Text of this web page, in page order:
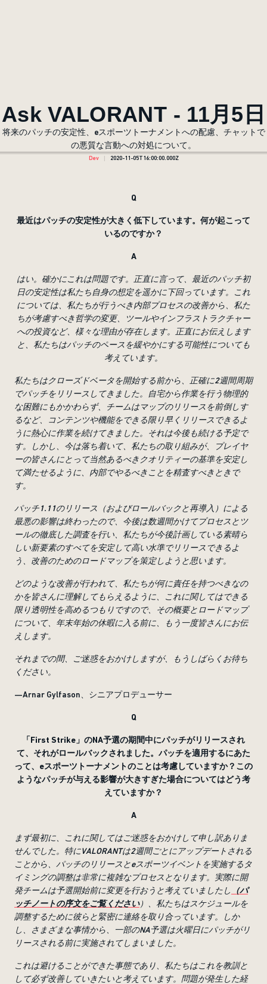
Ask VALORANT - 11月5日
将来のパッチの安定性、eスポーツトーナメントへの配慮、チャットで
の悪質な言動への対処について。
Dev 2020-11-05T16:00:00.000Z
Q
最近はパッチの安定性が大きく低下しています。何が起こって
いるのですか？
A
はい。確かにこれは問題です。正直に言って、最近のパッチ初
日の安定性は私たち自身の想定を遥かに下回っています。これ
については、私たちが行うべき内部プロセスの改善から、私た
ちが考慮すべき哲学の変更、ツールやインフラストラクチャー
への投資など、様々な理由が存在します。正直にお伝えします
と、私たちはパッチのペースを緩やかにする可能性についても
考えています。
私たちはクローズドベータを開始する前から、正確に2週間周期
でパッチをリリースしてきました。自宅から作業を行う物理的
な困難にもかかわらず、チームはマップのリリースを前倒しす
るなど、コンテンツや機能をできる限り早くリリースできるよ
うに熱心に作業を続けてきました。それは今後も続ける予定で
す。しかし、今は落ち着いて、私たちの取り組みが、プレイヤ
ーの皆さんにとって当然あるべきクオリティーの基準を安定し
て満たせるように、内部でやるべきことを精査すべきときで
す。
パッチ1.11のリリース（およびロールバックと再導入）による
最悪の影響は終わったので、今後は数週間かけてプロセスとツ
ールの徹底した調査を行い、私たちが今後計画している素晴ら
しい新要素のすべてを安定して高い水準でリリースできるよ
う、改善のためのロードマップを策定しようと思います。
どのような改善が行われて、私たちが何に責任を持つべきなの
かを皆さんに理解してもらえるように、これに関してはできる
限り透明性を高めるつもりですので、その概要とロードマップ
について、年末年始の休暇に入る前に、もう一度皆さんにお伝
えします。
それまでの間、ご迷惑をおかけしますが、もうしばらくお待ち
ください。
—Arnar Gylfason、シニアプロデューサー
Q
「First Strike 」のNA予選の期間中にパッチがリリースされ
て、それがロールバックされました。パッチを適用するにあた
って、 eスポーツトーナメントのことは考慮していますか？この
ようなパッチが与える影響が大きすぎた場合についてはどう考
えていますか？
A
まず最初に、これに関してはご迷惑をおかけして申し訳ありま
せんでした。特にVALORANTは2週間ごとにアップデートされる
ことから、パッチのリリースとeスポーツイベントを実施するタ
イミングの調整は非常に複雑なプロセスとなります。実際に開
発チームは予選開始前に変更を行おうと考えていましたし
（パ
ッチノートの序文をご覧ください）、私たちはスケジュールを
調整するために彼らと緊密に連絡を取り合っています。しか
し、さまざまな事情から、一部のNA予選は火曜日にパッチがリ
リースされる前に実施されてしまいました。
これは避けることができた事態であり、私たちはこれを教訓と
して必ず改善していきたいと考えています。問題が発生した経